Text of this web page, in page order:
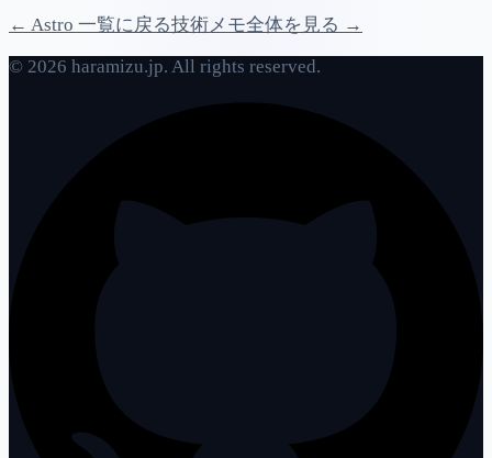
← Astro 一覧に戻る技術メモ全体を見る →
© 2026 haramizu.jp. All rights reserved.